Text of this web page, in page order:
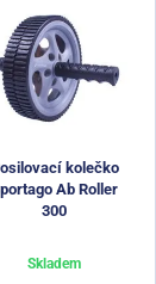
kolečko
Ab Roller
300
Skladem